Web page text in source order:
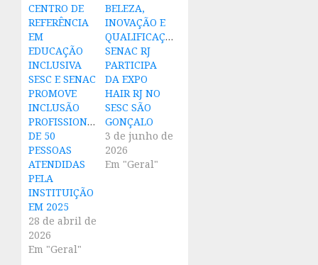
CENTRO DE
REFERÊNCIA
EM
EDUCAÇÃO
INCLUSIVA
SESC E SENAC
PROMOVE
INCLUSÃO
PROFISSIONAL
DE 50
PESSOAS
ATENDIDAS
PELA
INSTITUIÇÃO
EM 2025
28 de abril de
2026
Em "Geral"
BELEZA,
INOVAÇÃO E
QUALIFICAÇÃO:
SENAC RJ
PARTICIPA
DA EXPO
HAIR RJ NO
SESC SÃO
GONÇALO
3 de junho de
2026
Em "Geral"